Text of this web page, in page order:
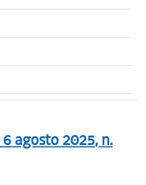
6 agosto 2025, n.